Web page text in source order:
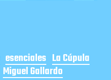
esenciales La Cúpula
Miguel Gallardo